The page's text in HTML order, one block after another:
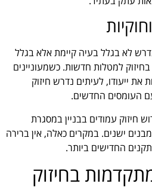
נדרש לא בגלל בעיה קיימת אלא בגלל
בחיזוק למטלות חדשות. כשמעוניינים
את ייעודו, לעיתים נדרש חיזוק
העומסים החדשים.
חיזוק עמודים בבניין במסגרת
מבנים ישנים. במקרים כאלה, אין ברירה
החדישים ביותר.
בחיזוק